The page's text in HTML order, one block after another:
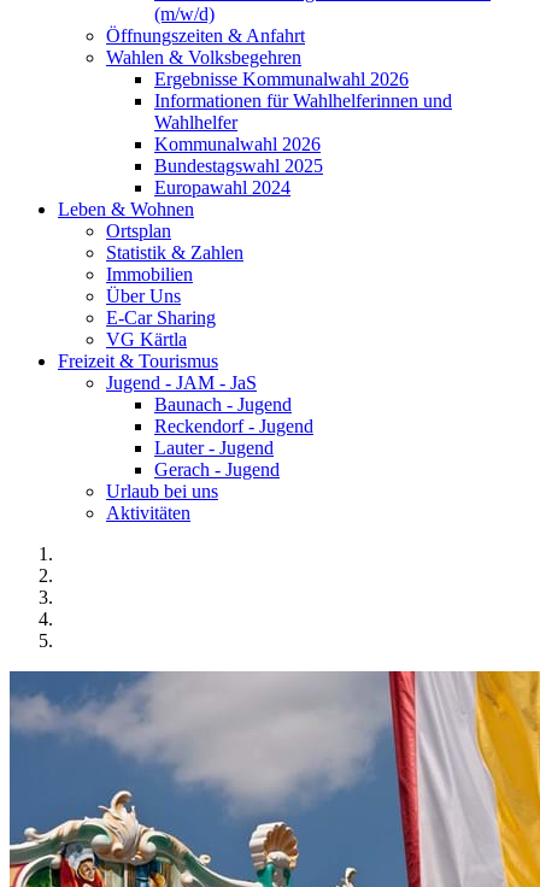
(m/w/d)
Öffnungszeiten & Anfahrt
Wahlen & Volksbegehren
Ergebnisse Kommunalwahl 2026
Informationen für Wahlhelferinnen und
Wahlhelfer
Kommunalwahl 2026
Bundestagswahl 2025
Europawahl 2024
Leben & Wohnen
Ortsplan
Statistik & Zahlen
Immobilien
Über Uns
E-Car Sharing
VG Kärtla
Freizeit & Tourismus
Jugend - JAM - JaS
Baunach - Jugend
Reckendorf - Jugend
Lauter - Jugend
Gerach - Jugend
Urlaub bei uns
Aktivitäten